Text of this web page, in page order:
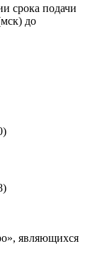
срока подачи
до
являющихся